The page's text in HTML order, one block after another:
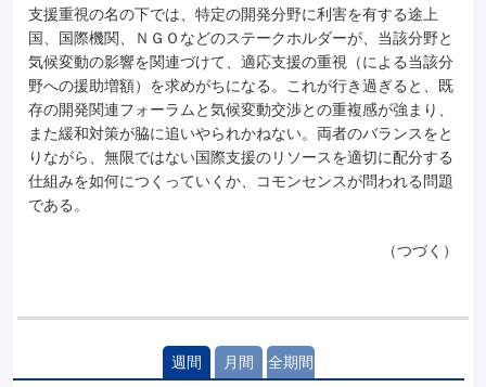
支援重視の名の下では、特定の開発分野に利害を有する途上
国、国際機関、ＮＧＯなどのステークホルダーが、当該分野と
気候変動の影響を関連づけて、適応支援の重視（による当該分
野への援助増額）を求めがちになる。これが行き過ぎると、既
存の開発関連フォーラムと気候変動交渉との重複感が強まり、
また緩和対策が脇に追いやられかねない。両者のバランスをと
りながら、無限ではない国際支援のリソースを適切に配分する
仕組みを如何につくっていくか、コモンセンスが問われる問題
である。
（つづく）
週間 月間 全期間